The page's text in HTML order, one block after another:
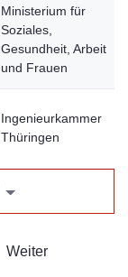
Ministerium für
Soziales,
Gesundheit, Arbeit
und Frauen
Ingenieurkammer
Thüringen
Weiter